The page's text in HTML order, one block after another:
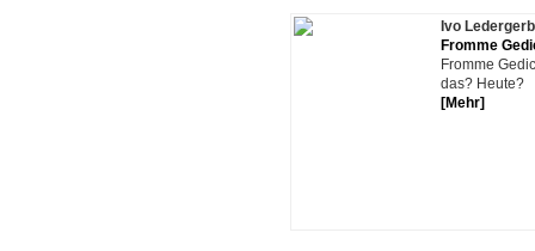
Ivo
Fromme
Fromme
das? Heute?
[Mehr]